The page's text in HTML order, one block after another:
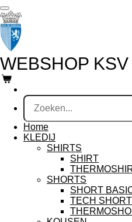
Ga
direct
naar
de
hoofdinhoud
WEBSHOP
Home
KLEDIJ
SHIRTS
SHIRT
SHORTS
SHORT
TECH SHORT